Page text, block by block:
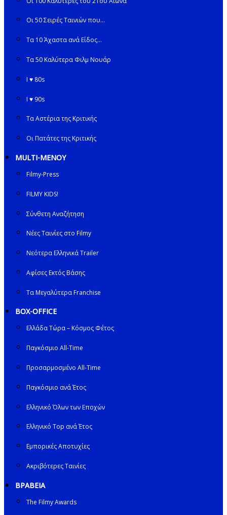
Οι 50 Σειρές Ταινιών που…
Τα 10 Άχαστα ανά Είδος…
Τα 50 Καλύτερα Φιλμ Νουάρ
I ♥ 80s
I ♥ 90s
Τα Αστέρια της Κριτικής
Οι Πατάτες της Κριτικής
MULTI-ΜΕΝΟΥ
Filmy-Press
FILMY KIDS!
Σύνθετη Αναζήτηση
Νέες Ταινίες στο Filmy
Νεότερα Ελληνικά Trailer
Αφίσες Εκτός Βάσης
Τα Μεγαλύτερα Franchise
BOX-OFFICE
Ελλάδα Τώρα – Κόσμος Φέτος
Παγκόσμιο All-Time
Προσαρμοσμένο All-Time
Παγκόσμιο ανά Έτος
Ελληνικό Όλων των Εποχών
Ελληνικό Top ανά Έτος
Εμπορικές Αποτυχίες
Ακριβότερες Ταινίες
ΒΡΑΒΕΙΑ
The Filmy Awards